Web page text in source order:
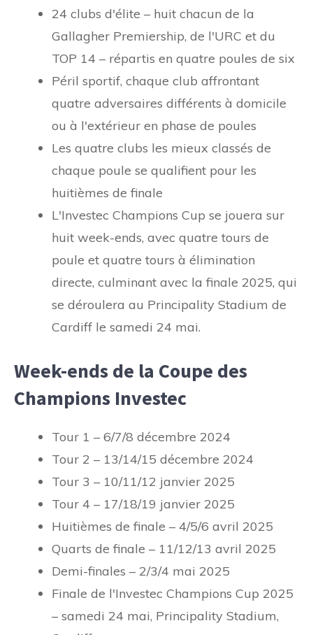
24 clubs d'élite – huit chacun de la
Gallagher Premiership, de l'URC et du
TOP 14 – répartis en quatre poules de six
Péril sportif, chaque club affrontant
quatre adversaires différents à domicile
ou à l'extérieur en phase de poules
Les quatre clubs les mieux classés de
chaque poule se qualifient pour les
huitièmes de finale
L'Investec Champions Cup se jouera sur
huit week-ends, avec quatre tours de
poule et quatre tours à élimination
directe, culminant avec la finale 2025, qui
se déroulera au Principality Stadium de
Cardiff le samedi 24 mai.
Week-ends de la Coupe des
Champions Investec
Tour 1 – 6/7/8 décembre 2024
Tour 2 – 13/14/15 décembre 2024
Tour 3 – 10/11/12 janvier 2025
Tour 4 – 17/18/19 janvier 2025
Huitièmes de finale – 4/5/6 avril 2025
Quarts de finale – 11/12/13 avril 2025
Demi-finales – 2/3/4 mai 2025
Finale de l'Investec Champions Cup 2025
– samedi 24 mai, Principality Stadium,